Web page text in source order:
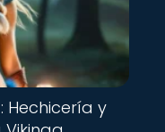
Hechicería y